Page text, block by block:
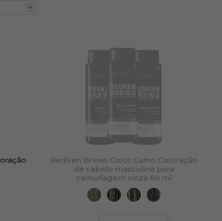
Redken Brews Color Camo Coloração
de cabelo masculina para
camuflagem cinza 60 ml